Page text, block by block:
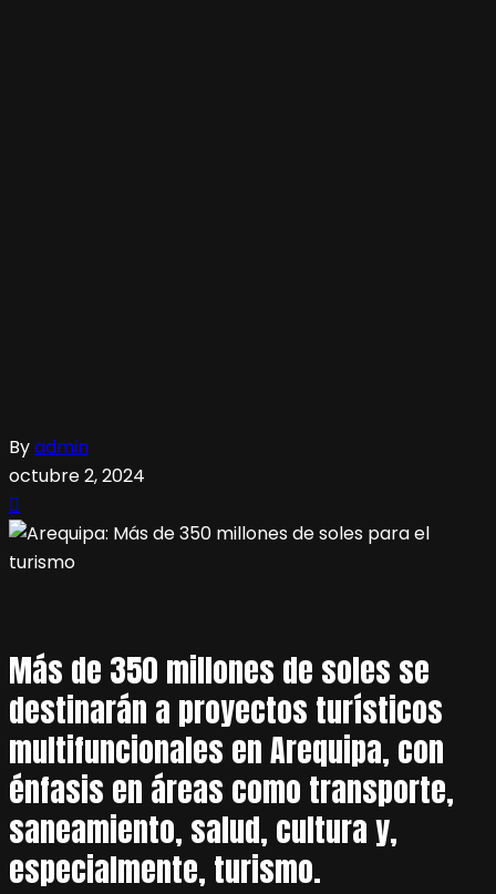
Byadmin
octubre 2, 2024
Más de 350 millones de soles se
destinarán a proyectos turísticos
multifuncionales en Arequipa, con
énfasis en áreas como transporte,
saneamiento, salud, cultura y,
especialmente, turismo.